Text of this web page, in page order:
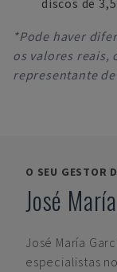
discos de
*Pode haver
os valores reais,
representante de
O SEU GESTOR
José
José María
especialistas